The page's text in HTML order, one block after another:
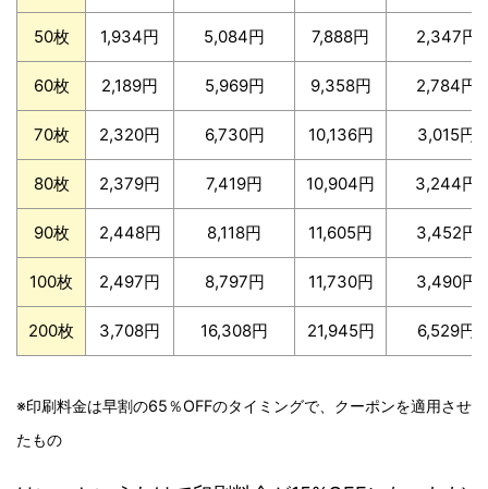
50枚 1,934円 5,084円 7,888円 2,347円
60枚 2,189円 5,969円 9,358円 2,784円
70枚 2,320円 6,730円 10,136円 3,015円
80枚 2,379円 7,419円 10,904円 3,244円
90枚 2,448円 8,118円 11,605円 3,452円
100枚 2,497円 8,797円 11,730円 3,490円
200枚 3,708円 16,308円 21,945円 6,529円
※印刷料金は早割の65％OFFのタイミングで、クーポンを適用させ
たもの